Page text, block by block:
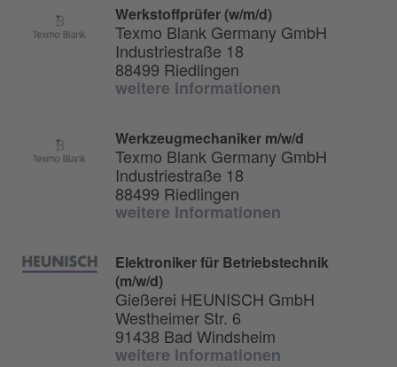
Werkstoffprüfer (w/m/d)
Texmo Blank Germany GmbH
Industriestraße 18
88499 Riedlingen
weitere Informationen
Werkzeugmechaniker m/w/d
Texmo Blank Germany GmbH
Industriestraße 18
88499 Riedlingen
weitere Informationen
Elektroniker für Betriebstechnik
(m/w/d)
Gießerei HEUNISCH GmbH
Westheimer Str. 6
91438 Bad Windsheim
weitere Informationen